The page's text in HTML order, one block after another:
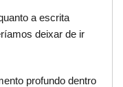
a escrita
deixar de ir
profundo dentro